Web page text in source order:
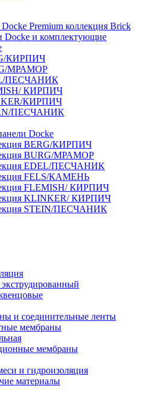
Premium коллекция Brick
Docke и комплектующие
КИРПИЧ
МРАМОР
ПЕСЧАНИК
КИРПИЧ
КИРПИЧ
ПЕСЧАНИК
Docke
BERG/КИРПИЧ
BURG/МРАМОР
EDEL/ПЕСЧАНИК
FELS/КАМЕНЬ
FLEMISH/ КИРПИЧ
KLINKER/ КИРПИЧ
STEIN/ПЕСЧАНИК
и соединительные ленты
мембраны
мембраны
и гидроизоляция
материалы